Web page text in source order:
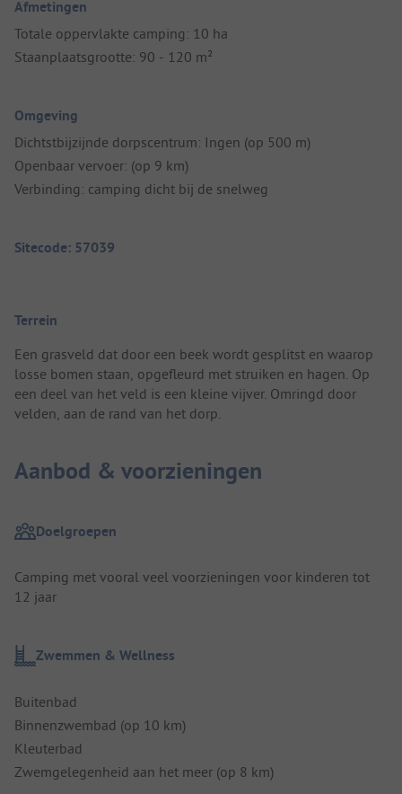
Afmetingen
Totale oppervlakte camping: 10 ha
Staanplaatsgrootte: 90 - 120 m²
Omgeving
Dichtstbijzijnde dorpscentrum: Ingen (op 500 m)
Openbaar vervoer: (op 9 km)
Verbinding: camping dicht bij de snelweg
Sitecode: 57039
Terrein
Een grasveld dat door een beek wordt gesplitst en waarop
losse bomen staan, opgefleurd met struiken en hagen. Op
een deel van het veld is een kleine vijver. Omringd door
velden, aan de rand van het dorp.
Aanbod & voorzieningen
Doelgroepen
Camping met vooral veel voorzieningen voor kinderen tot
12 jaar
Zwemmen & Wellness
Buitenbad
Binnenzwembad (op 10 km)
Kleuterbad
Zwemgelegenheid aan het meer (op 8 km)